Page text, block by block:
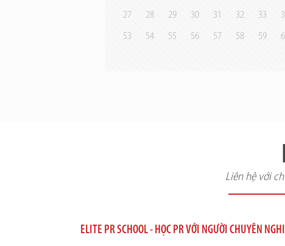
27 28 29 30 31 32 33
53 54 55 56 57 58 59
Liên hệ với
ELITE PR SCHOOL - HỌC PR VỚI NGƯỜI CHUYÊN